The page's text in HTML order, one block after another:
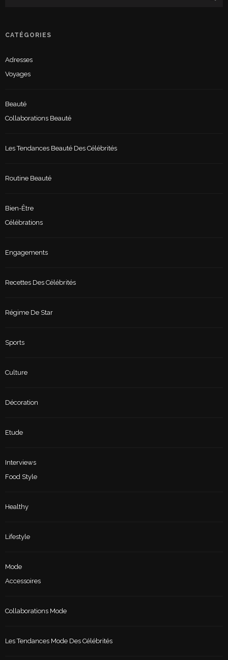
CATÉGORIES
Adresses
Voyages
Beauté
Collaborations Beauté
Les Tendances Beauté Des Célébrités
Routine Beauté
Bien-Être
Célébrations
Engagements
Recettes Des Célébrités
Régime De Star
Sports
Culture
Décoration
Etude
Interviews
Food Style
Healthy
Lifestyle
Mode
Accessoires
Collaborations Mode
Les Tendances Mode Des Célébrités